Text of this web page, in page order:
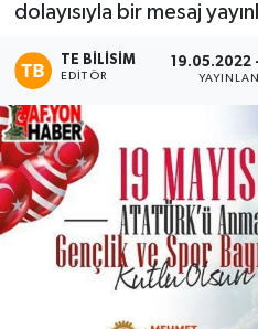
dolayısıyla bir mesaj
TE BILISIM
EDITÖR
19.05.2022
Etkinlikler